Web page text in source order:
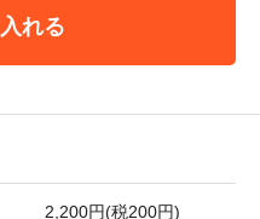
れる
2,200円(税200円)